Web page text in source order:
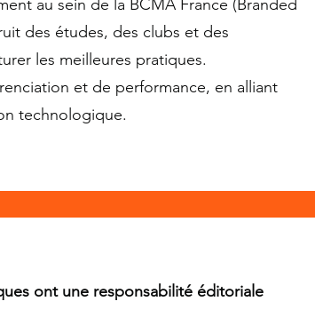
au sein de la BCMA France (Branded
des études, des clubs et des
les meilleures pratiques.
et de performance, en alliant
technologique.
ont une responsabilité éditoriale